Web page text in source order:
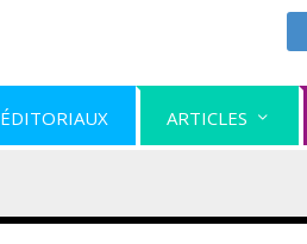
ÉDITORIAUX ARTICLES